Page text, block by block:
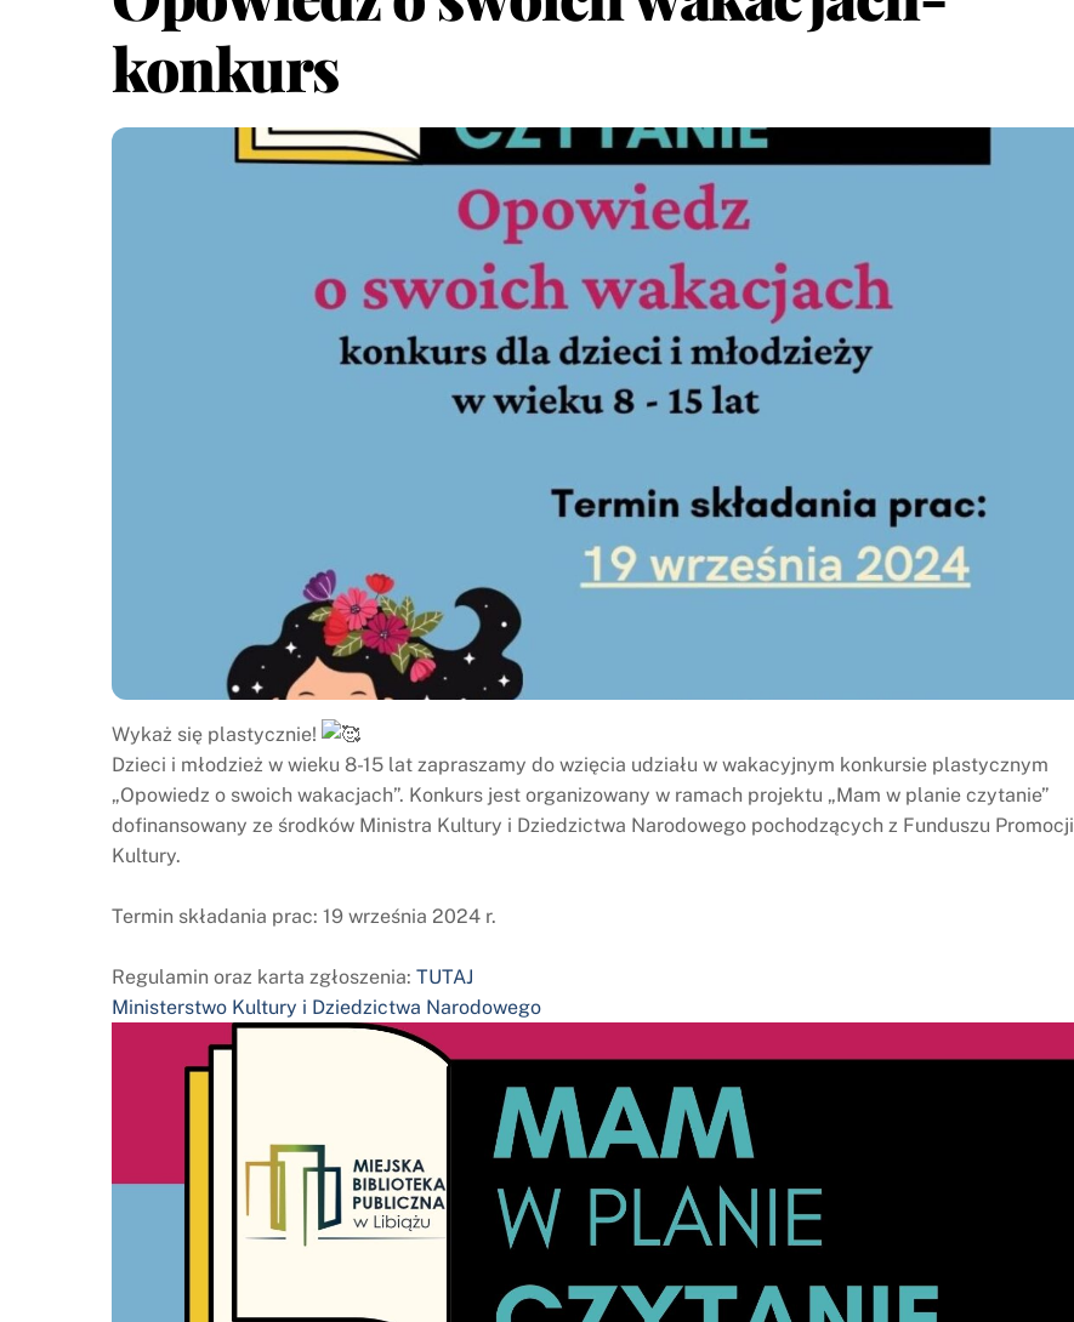
konkurs
Wykaż się plastycznie!
Dzieci i młodzież w wieku 8-15 lat zapraszamy do wzięcia udziału w wakacyjnym konkursie plastycznym
„Opowiedz o swoich wakacjach”. Konkurs jest organizowany w ramach projektu „Mam w planie czytanie”
dofinansowany ze środków Ministra Kultury i Dziedzictwa Narodowego pochodzących z Funduszu Promocji
Kultury.
Termin składania prac: 19 września 2024 r.
Regulamin oraz karta zgłoszenia: TUTAJ
Ministerstwo Kultury i Dziedzictwa Narodowego